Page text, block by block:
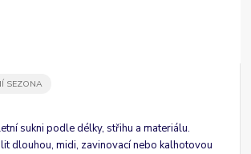
SEZONA
sukni podle délky, střihu a materiálu.
dlouhou, midi, zavinovací nebo kalhotovou